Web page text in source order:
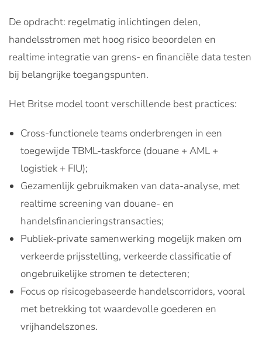
De opdracht: regelmatig inlichtingen delen,
handelsstromen met hoog risico beoordelen en
realtime integratie van grens- en financiële data testen
bij belangrijke toegangspunten.
Het Britse model toont verschillende best practices:
Cross-functionele teams onderbrengen in een
toegewijde TBML-taskforce (douane + AML +
logistiek + FIU);
Gezamenlijk gebruikmaken van data-analyse, met
realtime screening van douane- en
handelsfinancieringstransacties;
Publiek-private samenwerking mogelijk maken om
verkeerde prijsstelling, verkeerde classificatie of
ongebruikelijke stromen te detecteren;
Focus op risicogebaseerde handelscorridors, vooral
met betrekking tot waardevolle goederen en
vrijhandelszones.